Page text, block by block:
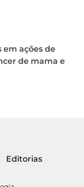
em ações de
de mama e
Editorias